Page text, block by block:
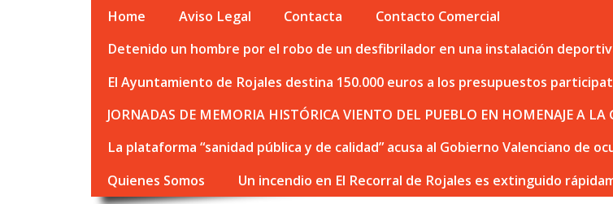
Home Aviso Legal Contacta
Contacto Comercial
Detenido un hombre por el robo de un desfibrilador en una instalación
El Ayuntamiento de Rojales destina 150.000 euros a los presupuestos
JORNADAS DE MEMORIA HISTÓRICA VIENTO DEL PUEBLO EN HOMENAJE A
La plataforma “sanidad pública y de calidad” acusa al Gobierno Valenciano de
Quienes Somos
Un incendio en El Recorral de Rojales es extinguido